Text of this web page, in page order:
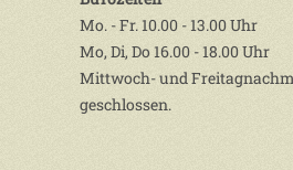
Mo. - Fr. 10.00 - 13.00 Uhr
Mo, Di, Do 16.00 - 18.00 Uhr
Mittwoch- und
geschlossen.